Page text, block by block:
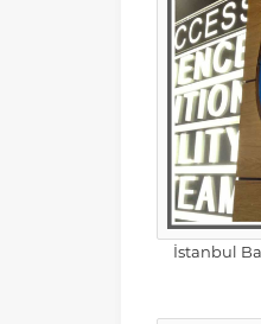
İstanbul